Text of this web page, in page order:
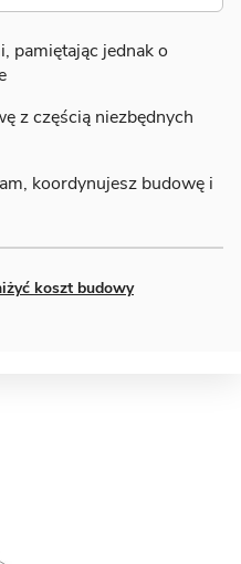
pamiętając jednak o
z częścią niezbędnych
koordynujesz budowę i
koszt budowy